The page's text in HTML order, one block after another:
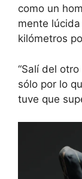
como un
mente
kilómetros
“Salí del
sólo por lo
tuve que